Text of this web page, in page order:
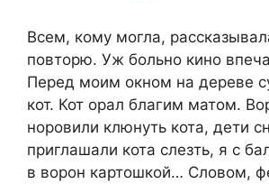
Всем, кому могла,
повторю. Уж больно кино
Перед моим окном на дереве
кот. Кот орал благим матом.
норовили клюнуть кота, дети
приглашали кота слезть, я с
в ворон картошкой… Словом,